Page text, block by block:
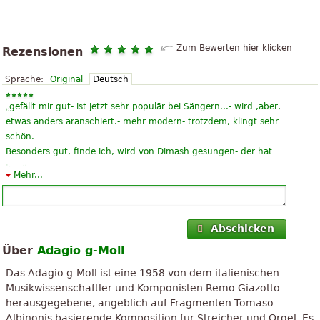
Rezensionen Zum Bewerten hier klicken
Sprache: Original Deutsch
„gefällt mir gut- ist jetzt sehr populär bei Sängern...- wird ,aber,
etwas anders aranschiert.- mehr modern- trotzdem, klingt sehr
schön.
Besonders gut, finde ich, wird von Dimash gesungen- der hat
5-...
besonders stark und ausdrucksvoll. Das Klavier spielen, aber in
der Regel nur spi...
„Ich kenne dieses Stück auch schon lange und habe hier
erstmals die Klavierfassung gefunden. Vielen Dank fürs Teilen!“
„Dies war schon immer einer meiner Lieblings-Stücke, aber aus
Mehr...
Abschicken
Über Adagio g-Moll
Das Adagio g-Moll ist eine 1958 von dem italienischen
Musikwissenschaftler und Komponisten Remo Giazotto
herausgegebene, angeblich auf Fragmenten Tomaso
Albinonis basierende Komposition für Streicher und Orgel. Es